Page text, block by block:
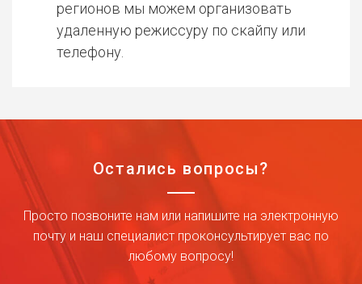
регионов мы можем организовать
удаленную режиссуру по скайпу или
телефону.
Остались вопросы?
Просто позвоните нам или напишите на электронную
почту и наш специалист проконсультирует вас по
любому вопросу!